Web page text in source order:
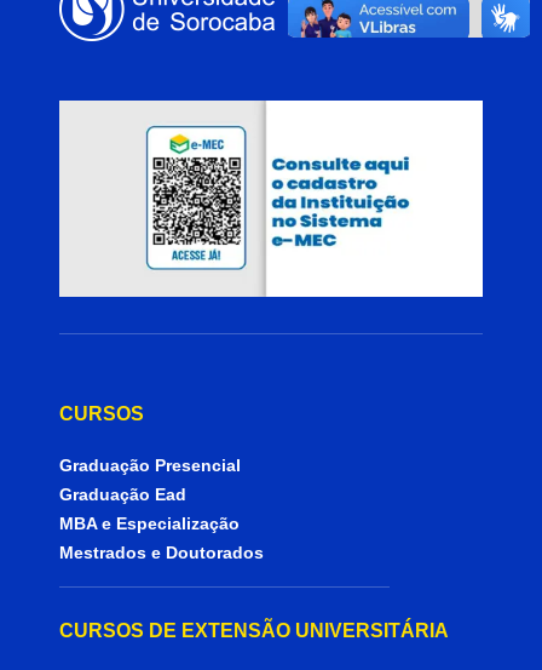
CURSOS
Graduação Presencial
Graduação Ead
MBA e Especialização
Mestrados e Doutorados
CURSOS DE EXTENSÃO UNIVERSITÁRIA